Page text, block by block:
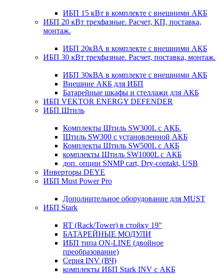
ИБП 15 кВт в комплекте с внешними АКБ
ИБП 20 кВт трехфазные. Расчет, КП, поставка,
монтаж.
ИБП 20кВА в комплекте с внешними АКБ
ИБП 30 кВт трехфазные. Расчет, поставка, монтаж.
ИБП 30кВА в комплекте с внешними АКБ
Внешние АКБ для ИБП
Батарейные шкафы и стеллажи для АКБ
ИБП VEKTOR ENERGY DEFENDER
ИБП Штиль
Комплекты Штиль SW300L с АКБ.
Штиль SW300 с установленной АКБ
Комплекты Штиль SW500L с АКБ
комплекты Штиль SW1000L с АКБ
доп. опции SNMP cart, Dry-contakt, USB
Инверторы DEYE
ИБП Must Power Pro
Дополнительное оборудование для MUST
ИБП Stark
RT (Rack/Tower) в стойку 19"
БАТАРЕЙНЫЕ МОДУЛИ
ИБП типа ON-LINE (двойное
преобразование)
Серия INV (ВЧ)
комплекты ИБП Stark INV с АКБ